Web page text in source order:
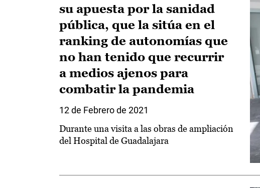
su apuesta por la sanidad
pública, que la sitúa en el
ranking de autonomías que
no han tenido que recurrir
a medios ajenos para
combatir la pandemia
12 de Febrero de 2021
Durante una visita a las obras de ampliación
del Hospital de Guadalajara